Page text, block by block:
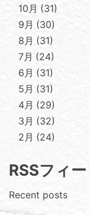
10月
31
9月
30
8月
31
7月
24
6月
31
5月
31
4月
29
3月
32
2月
24
RSSフィー
Recent posts